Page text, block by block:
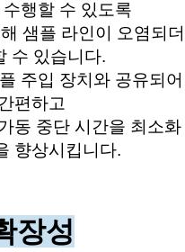
행할 수 있도록
샘플 라인이 오염되더
수 있습니다.
주입 장치와 공유되어
편하고
동 중단 시간을 최소화
향상시킵니다.
장성